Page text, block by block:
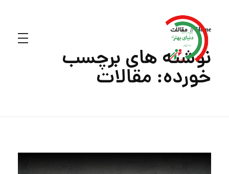
Home مقالات
نوشته های برچسب
خورده: مقالات